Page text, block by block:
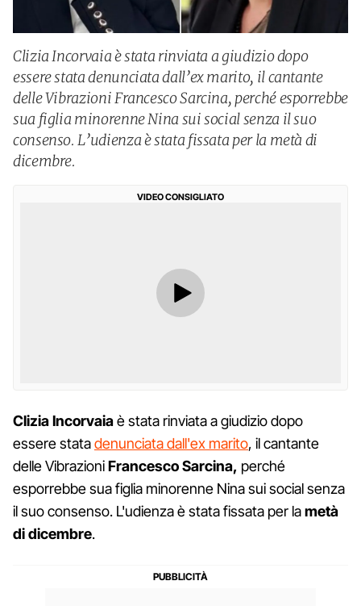
Clizia Incorvaia è stata rinviata a giudizio dopo
essere stata denunciata dall’ex marito, il cantante
delle Vibrazioni Francesco Sarcina, perché esporrebbe
sua figlia minorenne Nina sui social senza il suo
consenso. L’udienza è stata fissata per la metà di
dicembre.
VIDEO CONSIGLIATO
Clizia Incorvaiaè stata rinviata a giudizio dopo
essere statadenunciata dall'ex marito, il cantante
delle VibrazioniFrancesco Sarcina, perché
esporrebbe sua figlia minorenne Nina sui social senza
il suo consenso. L'udienza è stata fissata per lametà
di dicembre.